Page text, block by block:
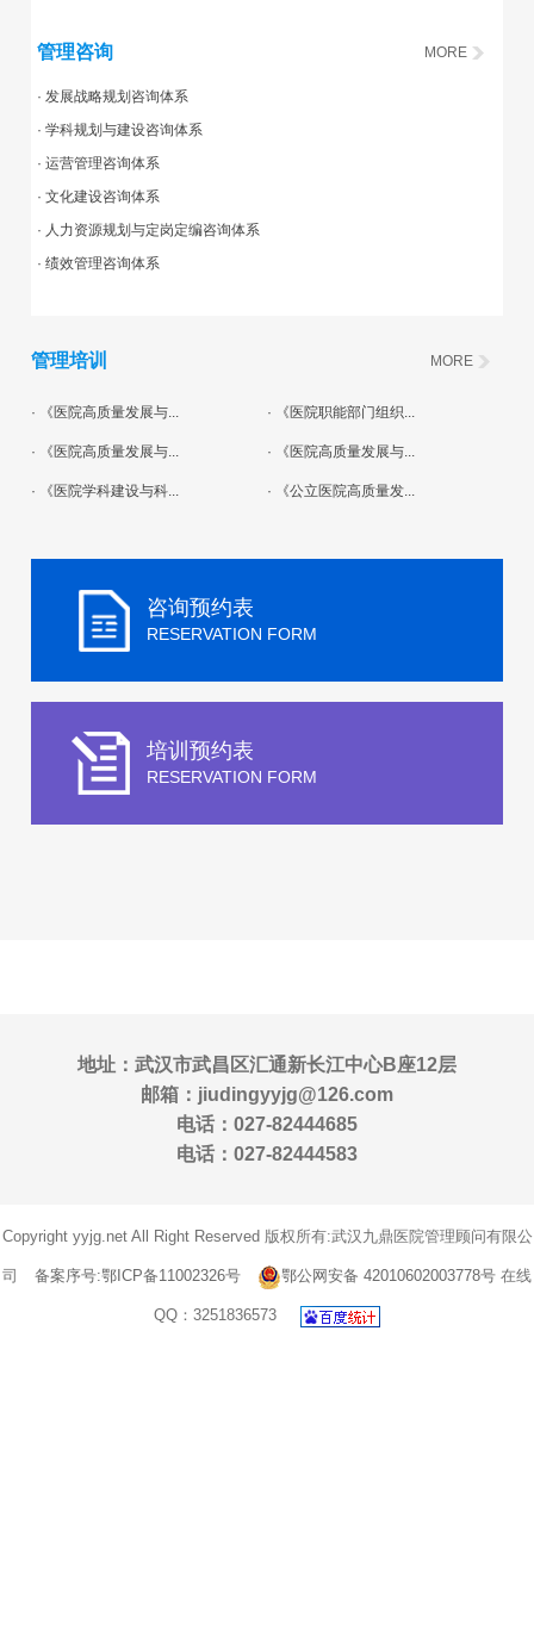
管理咨询 MORE
· 发展战略规划咨询体系
· 学科规划与建设咨询体系
· 运营管理咨询体系
· 文化建设咨询体系
· 人力资源规划与定岗定编咨询体系
· 绩效管理咨询体系
管理培训 MORE
· 《医院高质量发展与... · 《医院职能部门组织...
· 《医院高质量发展与... · 《医院高质量发展与...
· 《医院学科建设与科... · 《公立医院高质量发...
咨询预约表
RESERVATION FORM
培训预约表
RESERVATION FORM
地址：武汉市武昌区汇通新长江中心B座12层
邮箱：jiudingyyjg@126.com
电话：027-82444685
电话：027-82444583
Copyright yyjg.net All Right Reserved 版权所有:武汉九鼎医院管理顾问有限公
司 备案序号:鄂ICP备11002326号 鄂公网安备 42010602003778号 在线
QQ：3251836573